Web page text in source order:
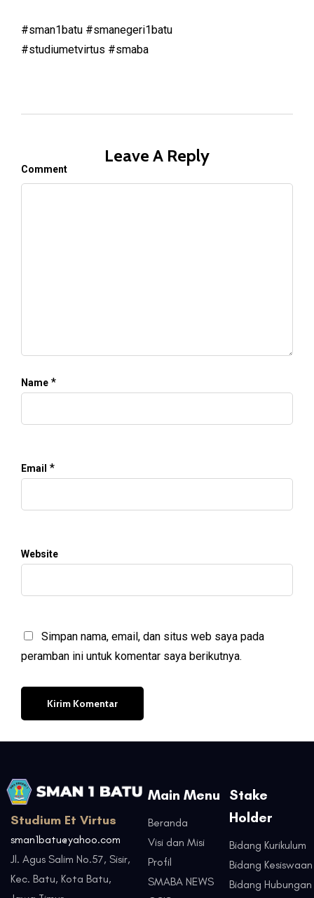
#sman1batu #smanegeri1batu
#studiumetvirtus #smaba
Leave A Reply
Comment
Name *
Email *
Website
Simpan nama, email, dan situs web saya pada
peramban ini untuk komentar saya berikutnya.
Studium Et Virtus
sman1batu@yahoo.com
Jl. Agus Salim No.57, Sisir,
Kec. Batu, Kota Batu,
Main Menu
Beranda
Visi dan Misi
Profil
SMABA NEWS
Stake
Holder
Bidang Kurikulum
Bidang Kesiswaan
Bidang Hubungan